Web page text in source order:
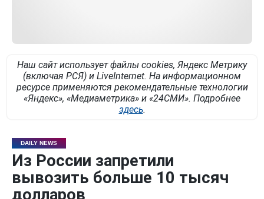
Наш сайт использует файлы cookies, Яндекс Метрику
(включая РСЯ) и LiveInternet. На информационном
ресурсе применяются рекомендательные технологии
«Яндекс», «Медиаметрика» и «24СМИ». Подробнее
здесь.
DAILY NEWS
Из России запретили
вывозить больше 10 тысяч
долларов